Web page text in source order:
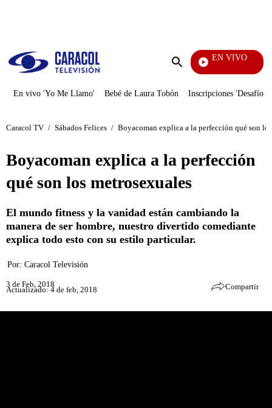
Enviar
EN VIVO
Día A Día
En vivo 'Yo Me Llamo' Bebé de Laura Tobón Inscripciones 'Desafío'
Caracol TV / Sábados Felices / Boyacoman explica a la perfección qué son
Boyacoman explica a la perfección
qué son los metrosexuales
El mundo fitness y la vanidad están cambiando la
manera de ser hombre, nuestro divertido comediante
explica todo esto con su estilo particular.
Por: Caracol Televisión
3 de Feb, 2018
Actualizado: 4 de feb, 2018 Compartir